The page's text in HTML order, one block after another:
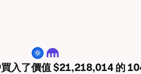
ADA
入了價值 $21,218,014 的